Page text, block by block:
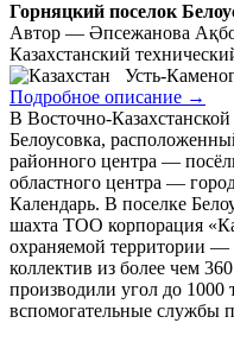
Горняцкий поселок
Автор — Әпсежанова
Казахстанский
Усть-
Подробное описание →
В Восточно-
Белоусовка,
районного центра —
областного центра —
Календарь. В поселке
шахта ТОО корпорация
охраняемой территории —
коллектив из более чем
производили угол до
вспомогательные службы